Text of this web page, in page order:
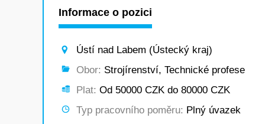
Informace o pozici
Ústí nad Labem (Ústecký kraj)
Obor: Strojírenství, Technické profese
Plat: Od 50000 CZK do 80000 CZK
Typ pracovního poměru: Plný úvazek